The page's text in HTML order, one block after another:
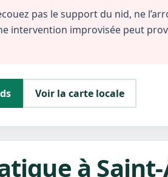
pas le support du nid, ne
intervention improvisée peut
Voir la carte locale
à